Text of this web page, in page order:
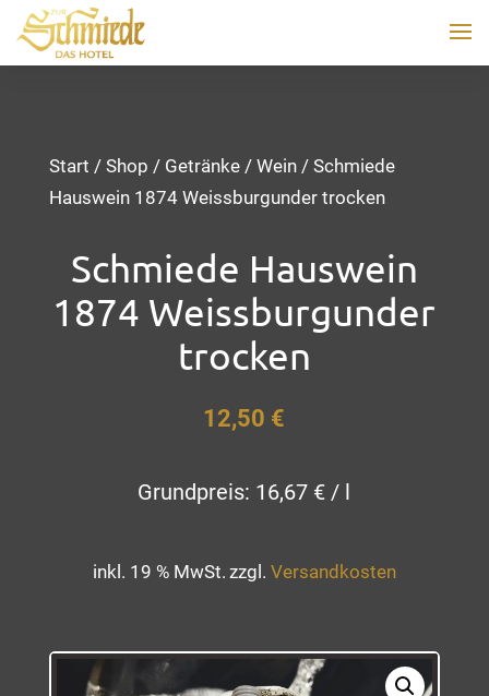
Start / Shop / Getränke/ Wein/ Schmiede
Hauswein 1874 Weissburgunder trocken
Schmiede Hauswein
1874 Weissburgunder
trocken
12,50 €
Grundpreis: 16,67 € / l
inkl. 19 % MwSt. zzgl. Versandkosten